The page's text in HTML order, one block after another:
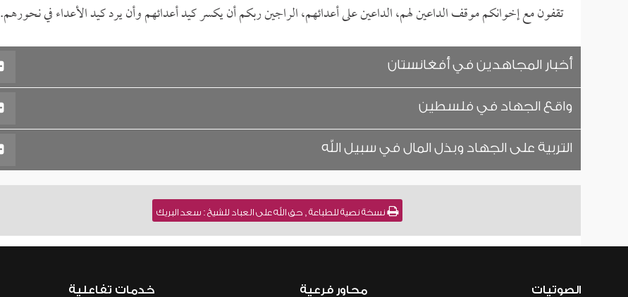
تقفون مع إخوانكم موقف الداعين لهم، الداعين على أعدائهم، الراجين ربكم أن يكسر كيد أعدائهم وأن يرد كيد الأعداء في نحورهم.
أخبار المجاهدين في أفغانستان
واقع الجهاد في فلسطين
التربية على الجهاد وبذل المال في سبيل الله
نسخة نصية للطباعة , حق الله على العباد للشيخ : سعد البريك
الصوتيات
محاور فرعية
خدمات تفاعلية